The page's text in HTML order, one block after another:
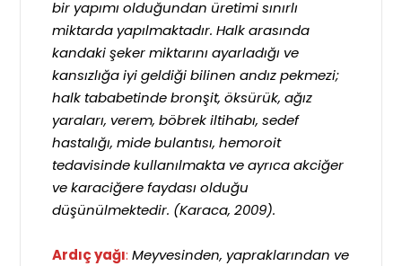
bir yapımı olduğundan üretimi sınırlı
miktarda yapılmaktadır. Halk arasında
kandaki şeker miktarını ayarladığı ve
kansızlığa iyi geldiği bilinen andız pekmezi;
halk tababetinde bronşit, öksürük, ağız
yaraları, verem, böbrek iltihabı, sedef
hastalığı, mide bulantısı, hemoroit
tedavisinde kullanılmakta ve ayrıca akciğer
ve karaciğere faydası olduğu
düşünülmektedir. (Karaca, 2009).
Ardıç yağı: Meyvesinden, yapraklarından ve